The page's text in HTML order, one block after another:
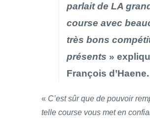
parlait de LA
course avec
très bons
présents »
François d’Haene.
« C’est sûr que de pouvoir
telle course vous met en